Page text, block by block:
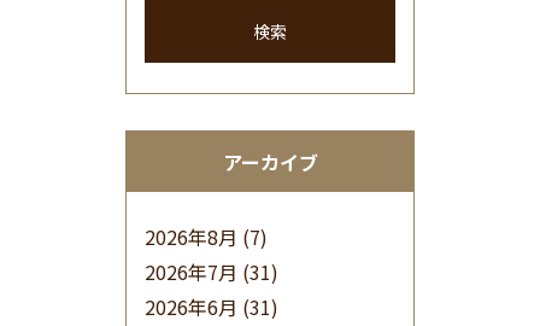
検索
アーカイブ
2026年8月 (7)
2026年7月 (31)
2026年6月 (31)